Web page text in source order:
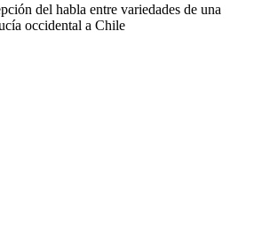
del habla entre variedades de una
occidental a Chile